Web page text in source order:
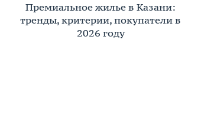
Премиальное жилье в Казани:
тренды, критерии, покупатели в
2026 году